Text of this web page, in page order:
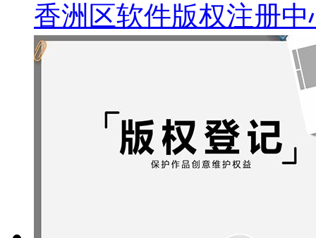
香洲区软件版权注册中